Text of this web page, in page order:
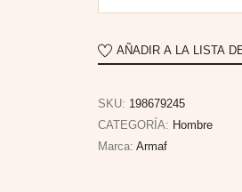
AÑADIR A LA LISTA
SKU: 198679245
CATEGORÍA: Hombre
Marca: Armaf